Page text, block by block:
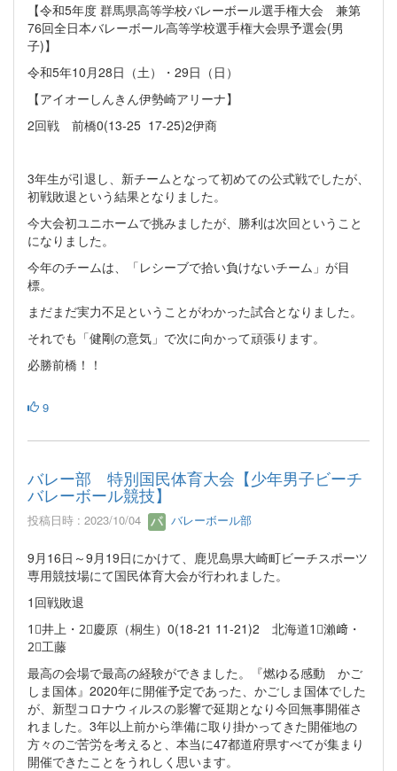
【令和5年度 群馬県高等学校バレーボール選手権大会 兼第
76回全日本バレーボール高等学校選手権大会県予選会(男
子)】
令和5年10月28日（土）・29日（日）
【アイオーしんきん伊勢崎アリーナ】
2回戦 前橋0(13-25 17-25)2伊商
3年生が引退し、新チームとなって初めての公式戦でしたが、
初戦敗退という結果となりました。
今大会初ユニホームで挑みましたが、勝利は次回ということ
になりました。
今年のチームは、「レシーブで拾い負けないチーム」が目
標。
まだまだ実力不足ということがわかった試合となりました。
それでも「健剛の意気」で次に向かって頑張ります。
必勝前橋！！
9
バレー部 特別国民体育大会【少年男子ビーチ
バレーボール競技】
投稿日時 : 2023/10/04 バレーボール部
9月16日～9月19日にかけて、鹿児島県大崎町ビーチスポーツ
専用競技場にて国民体育大会が行われました。
1回戦敗退
1⃣井上・2⃣慶原（桐生）0(18-21 11-21)2 北海道1⃣瀨﨑・
2⃣工藤
最高の会場で最高の経験ができました。『燃ゆる感動 かご
しま国体』2020年に開催予定であった、かごしま国体でした
が、新型コロナウィルスの影響で延期となり今回無事開催さ
れました。3年以上前から準備に取り掛かってきた開催地の
方々のご苦労を考えると、本当に47都道府県すべてが集まり
開催できたことをうれしく思います。